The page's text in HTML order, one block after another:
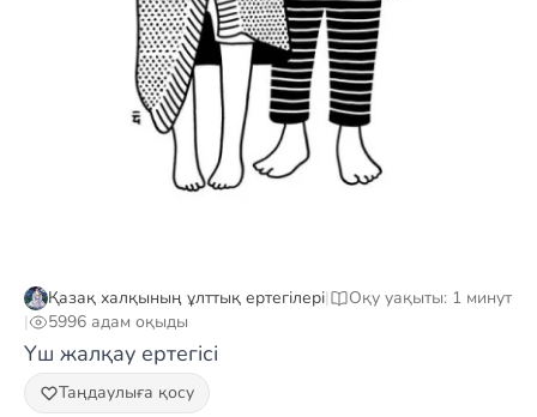
Қазақ халқының ұлттық ертегілері|
Оқу уақыты: 1 минут
|
5996 адам оқыды
Үш жалқау ертегісі
Таңдаулыға қосу